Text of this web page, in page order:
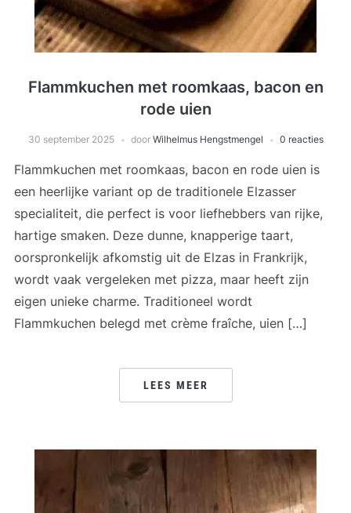
Flammkuchen met roomkaas, bacon en
rode uien
30 september 2025 door Wilhelmus Hengstmengel 0 reacties
Flammkuchen met roomkaas, bacon en rode uien is
een heerlijke variant op de traditionele Elzasser
specialiteit, die perfect is voor liefhebbers van rijke,
hartige smaken. Deze dunne, knapperige taart,
oorspronkelijk afkomstig uit de Elzas in Frankrijk,
wordt vaak vergeleken met pizza, maar heeft zijn
eigen unieke charme. Traditioneel wordt
Flammkuchen belegd met crème fraîche, uien […]
LEES MEER